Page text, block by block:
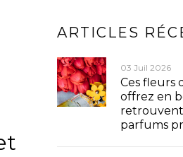
ARTICLES
03 Juil 2026
Ces fleurs
offrez en
retrouvent
parfums